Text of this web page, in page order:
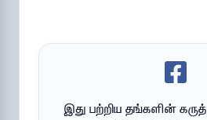
இது பற்றிய தங்களின்